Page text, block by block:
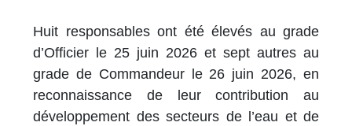
Huit responsables ont été élevés au grade
d’Officier le 25 juin 2026 et sept autres au
grade de Commandeur le 26 juin 2026, en
reconnaissance de leur contribution au
développement des secteurs de l’eau et de